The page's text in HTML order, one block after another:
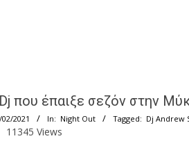
που έπαιξε σεζόν στην
2021 In: Night Out Tagged: Dj Andrew
11345 Views